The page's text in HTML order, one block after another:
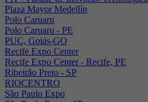
Plaza Mayor Medellín
Polo Caruaru
Polo Caruaru - PE
PUC, Goiás-GO
Recife Expo Center
Recife Expo Center - Recife, PE
Ribeirão Preto - SP
RIOCENTRO
São Paulo Expo